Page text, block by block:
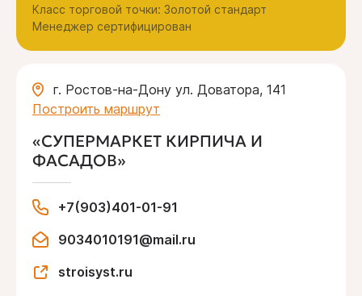
Класс торговой точки: Золотой стандарт
Менеджер сертифицирован
г. Ростов-на-Дону ул. Доватора, 141
Построить маршрут
«СУПЕРМАРКЕТ КИРПИЧА И
ФАСАДОВ»
+7(903)401-01-91
9034010191@mail.ru
stroisyst.ru